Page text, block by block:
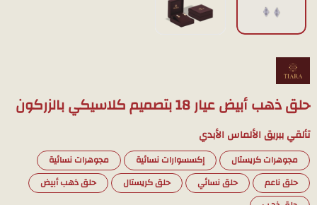
حلق ذهب أبيض عيار 18 بتصميم كلاسيكي بالزركون
تألقي ببريق الألماس الأبدي
مجوهرات كريستال إكسسوارات نسائية
مجوهرات نسائية
حلق ناعم
حلق نسائي حلق كريستال
حلق ذهب أبيض